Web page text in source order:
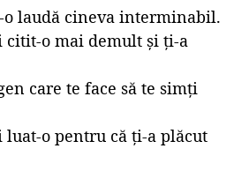
o laudă cineva interminabil.
citit-o mai demult și ți-a
care te face să te simți
luat-o pentru că ți-a plăcut